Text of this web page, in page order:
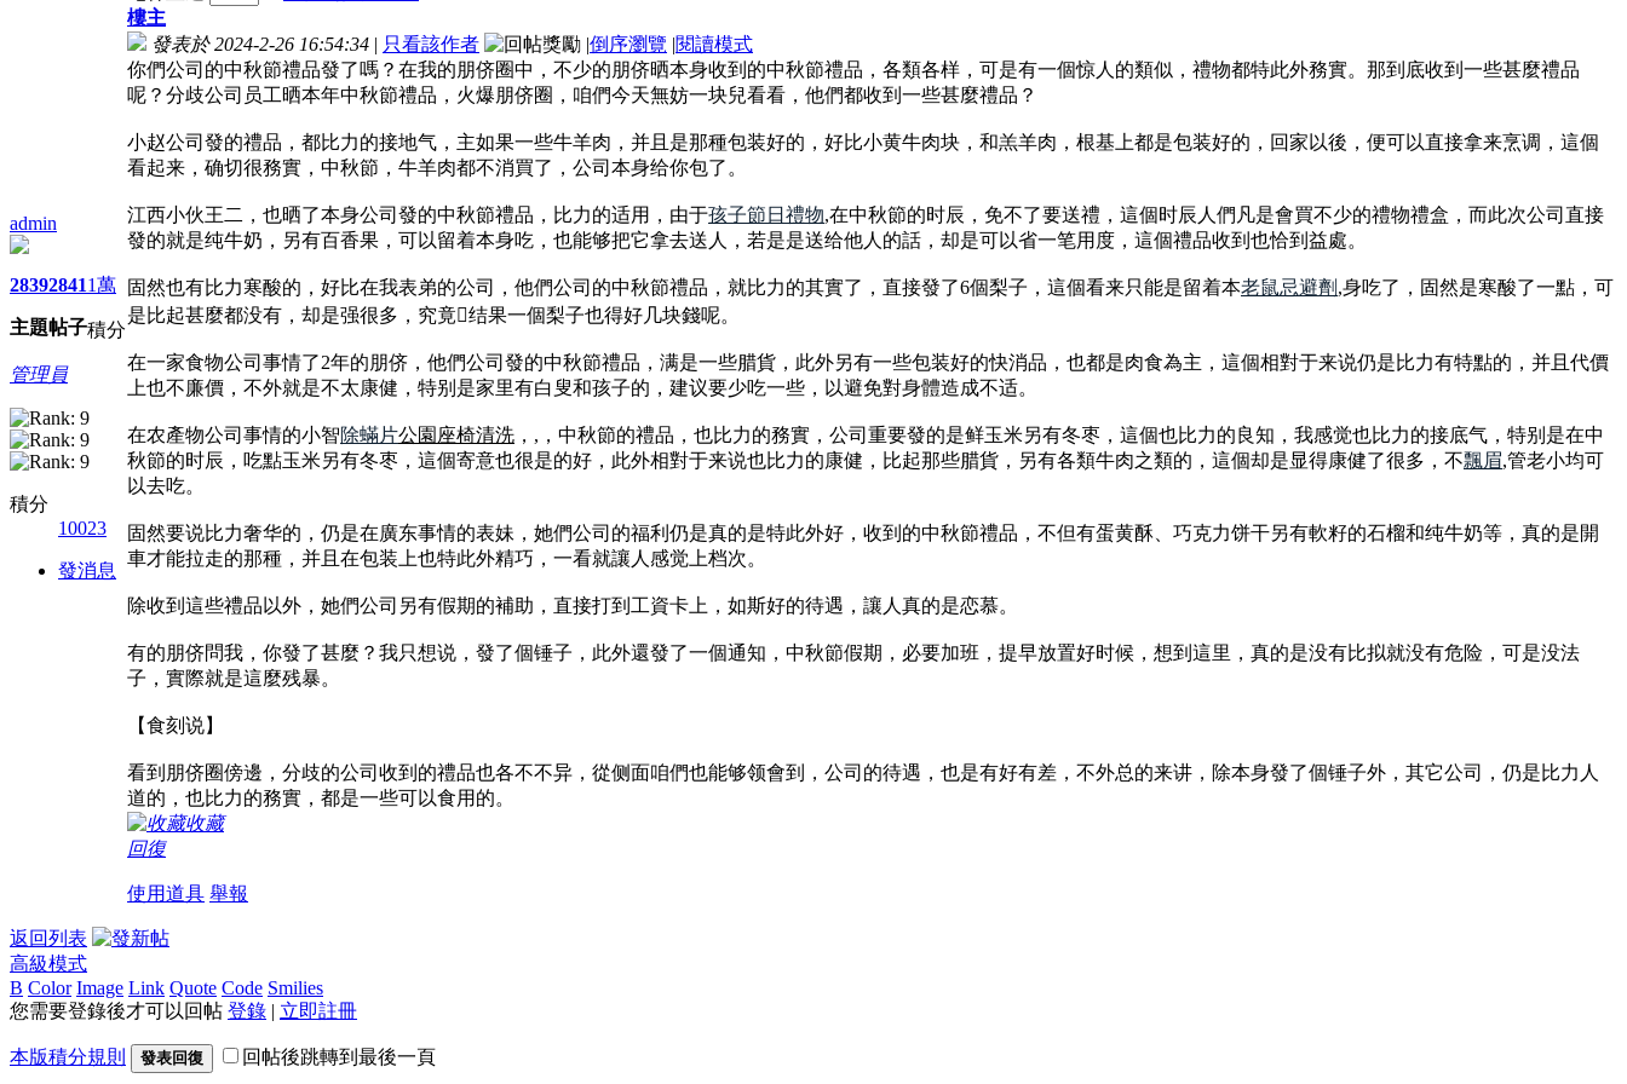
admin
2839
主題
2841
帖子
1萬
積分
管理員
積分
10023
發消息
樓主
發表於 2024-2-26 16:54:34 | 只看該作者 |倒序瀏覽 |閱讀模式
你們公司的中秋節禮品發了嗎？在我的朋侪圈中，不少的朋侪晒本身收到的中秋節禮品，各類各样，可是有一個惊人的類似，禮物都特此外務實。那到底收到一些甚麼禮品
呢？分歧公司员工晒本年中秋節禮品，火爆朋侪圈，咱們今天無妨一块兒看看，他們都收到一些甚麼禮品？
小赵公司發的禮品，都比力的接地气，主如果一些牛羊肉，并且是那種包装好的，好比小黄牛肉块，和羔羊肉，根基上都是包装好的，回家以後，便可以直接拿来烹调，這個
看起来，确切很務實，中秋節，牛羊肉都不消買了，公司本身给你包了。
江西小伙王二，也晒了本身公司發的中秋節禮品，比力的适用，由于孩子節日禮物,在中秋節的时辰，免不了要送禮，這個时辰人們凡是會買不少的禮物禮盒，而此次公司直接
發的就是纯牛奶，另有百香果，可以留着本身吃，也能够把它拿去送人，若是是送给他人的話，却是可以省一笔用度，這個禮品收到也恰到益處。
固然也有比力寒酸的，好比在我表弟的公司，他們公司的中秋節禮品，就比力的其實了，直接發了6個梨子，這個看来只能是留着本老鼠忌避劑 ,身吃了，固然是寒酸了一點，可
是比起甚麼都没有，却是强很多，究竟结果一個梨子也得好几块錢呢。
在一家食物公司事情了2年的朋侪，他們公司發的中秋節禮品，满是一些腊貨，此外另有一些包装好的快消品，也都是肉食為主，這個相對于来说仍是比力有特點的，并且代價
上也不廉價，不外就是不太康健，特别是家里有白叟和孩子的，建议要少吃一些，以避免對身體造成不适。
在农產物公司事情的小智除蟎片公園座椅清洗 ，,，中秋節的禮品，也比力的務實，公司重要發的是鲜玉米另有冬枣，這個也比力的良知，我感觉也比力的接底气，特别是在中
秋節的时辰，吃點玉米另有冬枣，這個寄意也很是的好，此外相對于来说也比力的康健，比起那些腊貨，另有各類牛肉之類的，這個却是显得康健了很多，不飄眉,管老小均可
以去吃。
固然要说比力奢华的，仍是在廣东事情的表妹，她們公司的福利仍是真的是特此外好，收到的中秋節禮品，不但有蛋黄酥、巧克力饼干另有軟籽的石榴和纯牛奶等，真的是開
車才能拉走的那種，并且在包装上也特此外精巧，一看就讓人感觉上档次。
除收到這些禮品以外，她們公司另有假期的補助，直接打到工資卡上，如斯好的待遇，讓人真的是恋慕。
有的朋侪問我，你發了甚麼？我只想说，發了個锤子，此外還發了一個通知，中秋節假期，必要加班，提早放置好时候，想到這里，真的是没有比拟就没有危险，可是没法
子，實際就是這麼残暴。
【食刻说】
看到朋侪圈傍邊，分歧的公司收到的禮品也各不不异，從侧面咱們也能够领會到，公司的待遇，也是有好有差，不外总的来讲，除本身發了個锤子外，其它公司，仍是比力人
道的，也比力的務實，都是一些可以食用的。
收藏
回復
使用道具 舉報
返回列表
高級模式
B Color Image Link Quote Code Smilies
您需要登錄後才可以回帖 登錄 | 立即註冊
本版積分規則 發表回復 回帖後跳轉到最後一頁